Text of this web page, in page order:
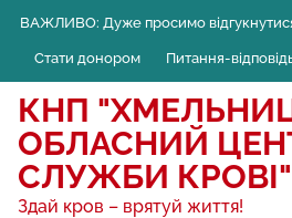
content
ВАЖЛИВО: Дуже просимо
Стати донором Питання-
КНП
ОБЛАСНИЙ
СЛУЖБИ КРОВІ"
Здай кров – врятуй життя!